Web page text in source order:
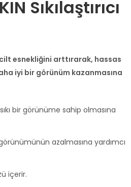
Sıkılaştırıcı
cilt esnekliğini arttırarak, hassas
iyi bir görünüm kazanmasına
bir görünüme sahip olmasına
azalmasına yardımcı
içerir.